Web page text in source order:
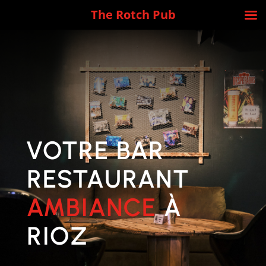
VOTRE BAR
RESTAURANT
AMBIANCEÀ
RIOZ
The Rotch Pub